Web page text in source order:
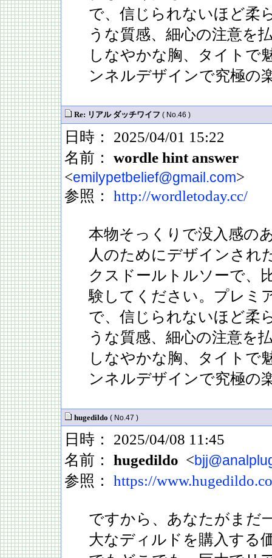
で、信じられないほど柔
うな質感、細心の注意を
しなやかな胸、タイトで
ンネルデザインで究極の
Re: リアル ダッチワイフ ( No.46 )
日時： 2025/04/01 15:22
名前： wordle hint answer
<emilypetbelief@gmail.com>
参照： http://wordletoday.cc/
本物そっくりで没入感の
人のためにデザインされ
クスドールトルソーで、
験してください。プレミ
で、信じられないほど柔
うな質感、細心の注意を
しなやかな胸、タイトで
ンネルデザインで究極の
hugedildo ( No.47 )
日時： 2025/04/08 11:45
名前： hugedildo <
参照： https://
ですから、あなたがまだ
大なディルドを購入する